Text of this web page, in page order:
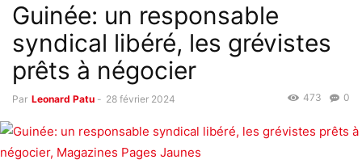
Guinée: un responsable
syndical libéré, les grévistes
prêts à négocier
Par Leonard Patu - 28 février 2024 0
473